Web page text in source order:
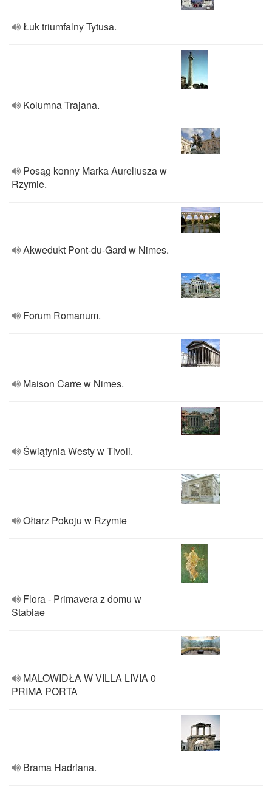
Łuk triumfalny Tytusa.
Kolumna Trajana.
Posąg konny Marka Aureliusza w
Rzymie.
Akwedukt Pont-du-Gard w Nimes.
Forum Romanum.
Maison Carre w Nimes.
Świątynia Westy w Tivoli.
Ołtarz Pokoju w Rzymie
Flora - Primavera z domu w
Stabiae
MALOWIDŁA W VILLA LIVIA 0
PRIMA PORTA
Brama Hadriana.